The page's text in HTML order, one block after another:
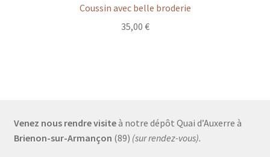
Coussin avec belle broderie
35,00 €
Venez nous rendre visiteà notre dépôt Quai d’Auxerre à
Brienon-sur-Armançon (89) (sur rendez-vous).